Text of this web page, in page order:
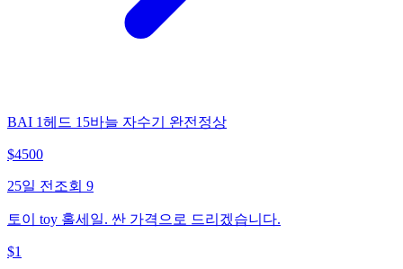
BAI 1헤드 15바늘 자수기 완전정상
$4500
25일 전 조회 9
토이 toy 홀세일. 싼 가격으로 드리겠습니다.
$1